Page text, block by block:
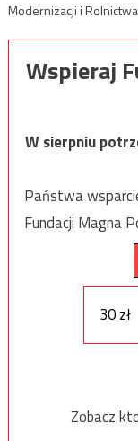
Modernizacji i
Wspieraj
W sierpniu
Państwa
Fundacji Magna
30 zł
Zobacz